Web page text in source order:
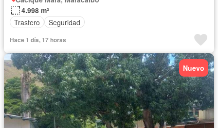
4.998 m²
Trastero
Seguridad
Hace 1 día, 17 horas
Nuevo